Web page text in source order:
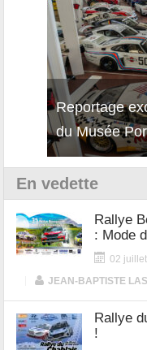
Découverte
12Cilindri
En vedette
Rallye
: Mode
02
JEAN-BAPTISTE
Rallye
!